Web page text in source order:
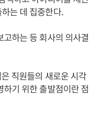
는 데 집중한다.
하는 등 회사의 의사결
직원들의 새로운 시각
기 위한 출발점이란 점